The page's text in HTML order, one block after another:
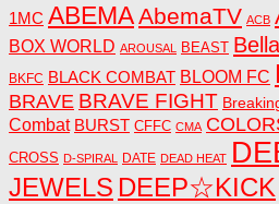
1MC ABEMAAbemaTV ACB
BOX WORLD AROUSAL BEAST
BKFC BLACK COMBAT BLOOM FC
BRAVE BRAVE FIGHT
Combat BURST CFFC CMA
CROSS D-SPIRAL DATE DEAD HEAT
JEWELS DEEP☆KICK